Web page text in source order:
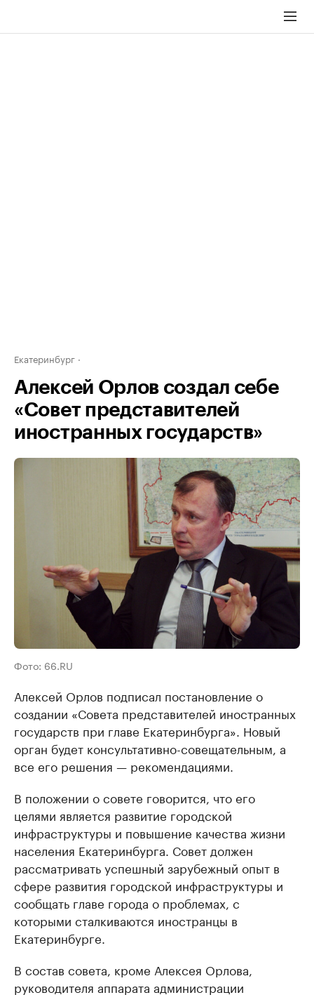
Екатеринбург
Алексей Орлов создал себе
«Совет представителей
иностранных государств»
Фото: 66.RU
Алексей Орлов подписал постановление о
создании «Совета представителей иностранных
государств при главе Екатеринбурга». Новый
орган будет консультативно-совещательным, а
все его решения — рекомендациями.
В положении о совете говорится, что его
целями является развитие городской
инфраструктуры и повышение качества жизни
населения Екатеринбурга. Совет должен
рассматривать успешный зарубежный опыт в
сфере развития городской инфраструктуры и
сообщать главе города о проблемах, с
которыми сталкиваются иностранцы в
Екатеринбурге.
В состав совета, кроме Алексея Орлова,
руководителя аппарата администрации